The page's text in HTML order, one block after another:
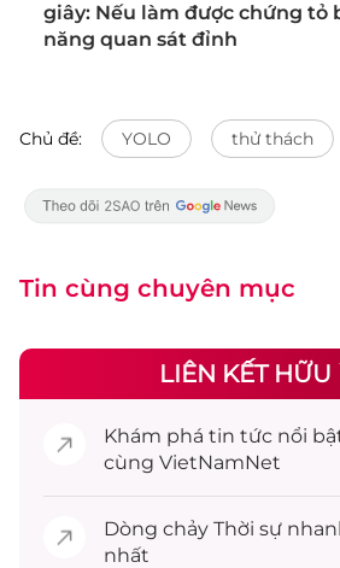
giây: Nếu làm được chứng tỏ
năng quan sát đỉnh
Chủ đề: YOLO thử thách
Tin cùng chuyên mục
LIÊN KẾT HỮU
Khám phá tin tức nổi
cùng VietNamNet
Dòng chảy Thời sự
nhất